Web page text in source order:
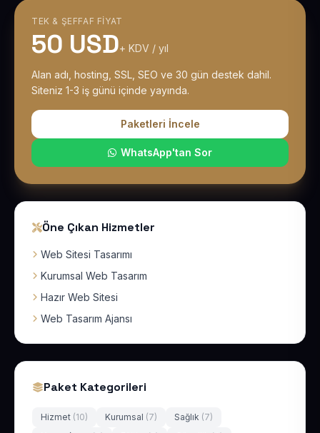
TEK & ŞEFFAF FIYAT
50 USD+ KDV / yıl
Alan adı, hosting, SSL, SEO ve 30 gün destek dahil.
Siteniz 1-3 iş günü içinde yayında.
Paketleri İncele
WhatsApp'tan Sor
Öne Çıkan Hizmetler
Web Sitesi Tasarımı
Kurumsal Web Tasarım
Hazır Web Sitesi
Web Tasarım Ajansı
Paket Kategorileri
Hizmet (10) Kurumsal (7) Sağlık (7)